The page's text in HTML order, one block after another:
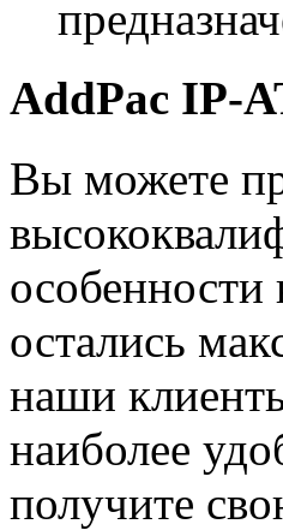
AddPac IP-
Вы можете
остались
наши
наиболее
получите